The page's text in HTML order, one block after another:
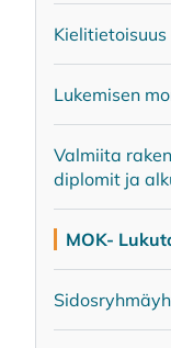
Kie­li­tie­toi­suus
Lu­ke­mi­sen
Val­mii­ta
diplo­mit ja
MOK-